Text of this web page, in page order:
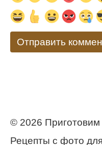
© 2026 Приготовим
Рецепты с фото